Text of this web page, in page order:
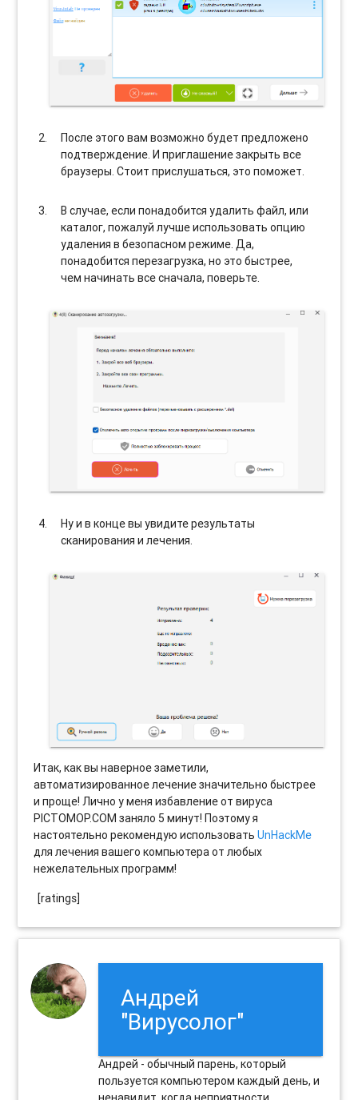
После этого вам возможно будет предложено
подтверждение. И приглашение закрыть все
браузеры. Стоит прислушаться, это поможет.
В случае, если понадобится удалить файл, или
каталог, пожалуй лучше использовать опцию
удаления в безопасном режиме. Да,
понадобится перезагрузка, но это быстрее,
чем начинать все сначала, поверьте.
Ну и в конце вы увидите результаты
сканирования и лечения.
Итак, как вы наверное заметили,
автоматизированное лечение значительно быстрее
и проще! Лично у меня избавление от вируса
PICTOMOP.COM заняло 5 минут! Поэтому я
настоятельно рекомендую использоватьUnHackMe
для лечения вашего компьютера от любых
нежелательных программ!
[ratings]
Андрей
"Вирусолог"
Андрей - обычный парень, который
пользуется компьютером каждый день, и